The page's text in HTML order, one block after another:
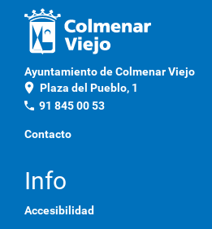
Ayuntamiento de Colmenar Viejo
location_on Plaza del Pueblo, 1
phone 91 845 00 53
Contacto
Info
Accesibilidad